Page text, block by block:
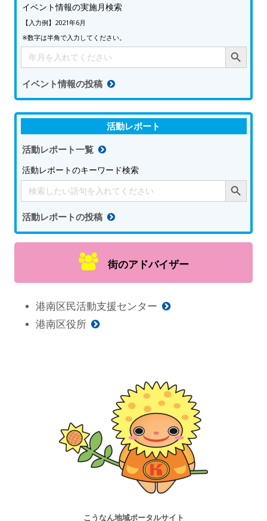
イベント情報の実施月検索
【入力例】2021年6月
※数字は半角で入力してください。
Search
for:
Search Button
イベント情報の投稿
活動レポート
活動レポート一覧
活動レポートのキーワード検索
Search
for:
Search Button
活動レポートの投稿
街のアドバイザー
港南区民活動支援センター
港南区役所
こうなん地域ポータルサイト